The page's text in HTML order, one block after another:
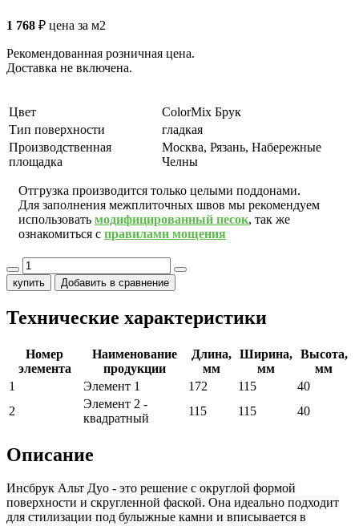
1 768 ₽ цена за м2
Рекомендованная розничная цена.
Доставка не включена.
Цвет
ColorMix Брук
Тип поверхности
гладкая
Производственная
площадка
Москва, Рязань, Набережные
Челны
Отгрузка производится только целыми поддонами.
Для заполнения межплиточных швов мы рекомендуем
использовать модифицированный песок, так же
ознакомиться с правилами мощения
купить Добавить в сравнение
Технические характеристики
Номер
элемента
Наименование
продукции
Длина,
мм
Ширина,
мм
Высота,
мм
1
Элемент 1 172 115
40
2
Элемент 2 -
квадратный
115 115 40
Описание
Инсбрук Альт Дуо - это решение с округлой формой
поверхности и скругленной фаской. Она идеально подходит
для стилизации под булыжные камни и вписывается в